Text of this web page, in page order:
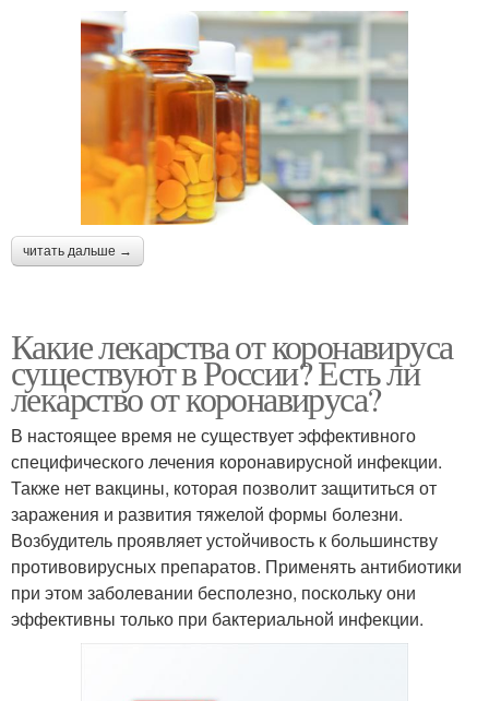
читать дальше →
Какие лекарства от коронавируса
существуют в России? Есть ли
лекарство от коронавируса?
В настоящее время не существует эффективного
специфического лечения коронавирусной инфекции.
Также нет вакцины, которая позволит защититься от
заражения и развития тяжелой формы болезни.
Возбудитель проявляет устойчивость к большинству
противовирусных препаратов. Применять антибиотики
при этом заболевании бесполезно, поскольку они
эффективны только при бактериальной инфекции.